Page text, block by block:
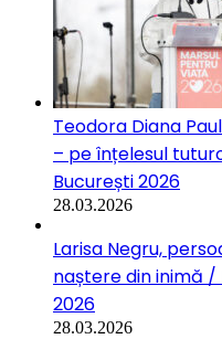
Teodora Diana
– pe înțelesul
București 2026
28.03.2026
Larisa Negru,
naștere din inimă
2026
28.03.2026